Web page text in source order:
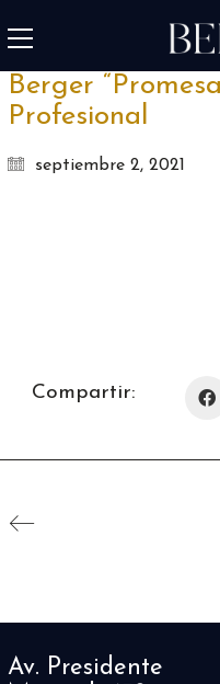
Berger
Profesional
septiembre 2, 2021
Compartir:
Av. Presidente